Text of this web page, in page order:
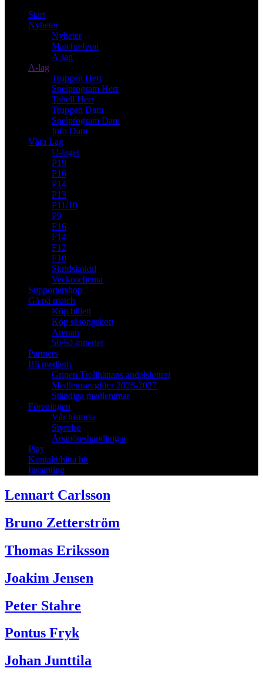
Start
Nyheter
Nyheter
Matchreferat
A-lag
A-lag
Truppen Herr
Spelprogram Herr
Tabell Herr
Truppen Dam
Spelprogram Dam
Info Dam
Våra Lag
U-laget
P19
P16
P14
P13
P11/10
P9
F16
F14
F12
F10
Skridskokul
Veckoschema
Supportershop
Gå på match
Köp biljett
Köp säsongskort
Arenan
50/50-lotteriet
Partners
Bli medlem
Gripen Trollhättans andelslotteri
Medlemsavgifter 2026-2027
Ständiga medlemmar
Föreningen
Vår historia
Styrelse
Årsmöteshandlingar
Play
Kontakt/hitta hit
Insamling
Lennart Carlsson
Bruno Zetterström
Thomas Eriksson
Joakim Jensen
Peter Stahre
Pontus Fryk
Johan Junttila